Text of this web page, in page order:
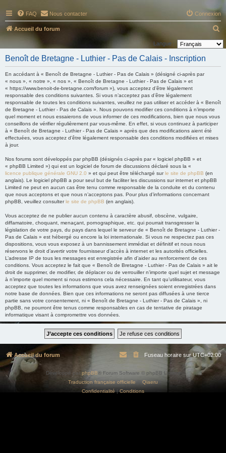
FAQ Nous contacter Connexion
Accueil du forum
e
c
Langue :
Benoît de Bretagne - Luthier - Pas de Calais - Inscription
En accédant à « Benoît de Bretagne - Luthier - Pas de Calais » (désigné ci-après par
« nous », « notre », « nos », « Benoît de Bretagne - Luthier - Pas de Calais » et
« https://www.benoit-de-bretagne.com/forum »), vous acceptez d’être légalement
responsable des conditions suivantes. Si vous n’acceptez pas d’être légalement
responsable de toutes les conditions suivantes, veuillez ne pas utiliser et accéder à « Benoît
de Bretagne - Luthier - Pas de Calais ». Nous pouvons modifier ces conditions à n’importe
quel moment et nous essaierons de vous informer de ces modifications, bien que nous vous
conseillons de vérifier régulièrement par vous-même. En effet, si vous continuez à participer
à « Benoît de Bretagne - Luthier - Pas de Calais » après que des modifications aient été
effectuées, vous acceptez d’être légalement responsable des conditions modifiées et mises
à jour.
Nos forums sont développés par phpBB (désignés ci-après par « logiciel phpBB » et
« phpBB Limited ») qui est un logiciel de forum de discussions déclaré sous la «
licence publique générale GNU 2.0 » et qui peut être téléchargé surle site de phpBB (en
anglais). Le logiciel phpBB a pour seul but de faciliter les discussions sur internet et phpBB
Limited ne peut en aucun cas être tenu comme responsable de la conduite et du contenu
que nous acceptons et que nous n’acceptons pas. Pour plus d’informations concernant
phpBB, veuillez consulterle site de phpBB (en anglais).
Vous acceptez de ne publier aucun contenu à caractère abusif, obscène, vulgaire,
diffamatoire, choquant, menaçant, pornographique, etc. qui pourrait transgresser la
législation de votre pays, du pays dans lequel le serveur de « Benoît de Bretagne - Luthier -
Pas de Calais » est hébergé ou encore la loi internationale. Si vous ne respectez pas ces
dispositions, vous vous exposez à un bannissement immédiat et définitif et nous nous
réservons le droit d’avertir votre fournisseur d’accès à internet et les autorités officielles.
L’adresse IP de tous les messages est enregistrée afin d’aider au renforcement de ces
conditions. Vous acceptez le fait que « Benoît de Bretagne - Luthier - Pas de Calais » ait le
droit de supprimer, de modifier, de déplacer ou de verrouiller n’importe quel sujet et message
à n’importe quel moment si nous estimons cela nécessaire. En tant qu’utilisateur, vous
acceptez que toutes les informations que vous avez renseignées soient enregistrées dans
notre base de données. Bien que ces informations ne seront pas diffusées à une tierce
partie sans votre consentement, ni « Benoît de Bretagne - Luthier - Pas de Calais », ni
phpBB, ne pourront être tenus comme responsables en cas de tentative de piratage
informatique visant à compromettre vos données.
Accueil du forum Fuseau horaire sur UTC+02:00
Développé par phpBB® Forum Software © phpBB Limited
Traduction française officielle
Qiaeru
Confidentialité
Conditions